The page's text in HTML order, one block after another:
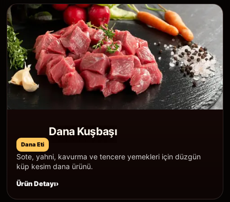
Dana Eti
Dana Kuşbaşı
Sote, yahni, kavurma ve tencere yemekleri için düzgün
küp kesim dana ürünü.
Ürün Detayı